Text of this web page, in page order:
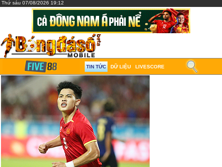
Thứ sáu 07/08/2026 19:12
TIN TỨC DỮ LIỆU LIVESCORE